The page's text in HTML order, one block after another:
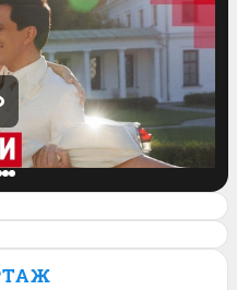
с торжества и